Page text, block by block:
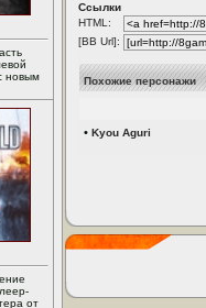
новым
от
Ссылки
HTML:
[BB Url]:
Похожие персонажи
• Kyou Aguri